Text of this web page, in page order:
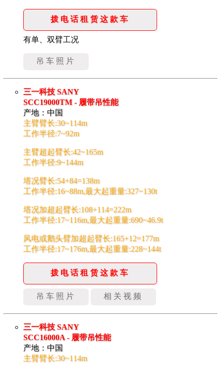
拨电话租赁这款车
有单、双臂工况
吊车照片
三一科技 SANY
SCC19000TM - 履带吊性能
产地：中国
主臂臂长:30~114m
工作半径:7~92m
主臂超起臂长:42~165m
工作半径:9~144m
塔况臂长:54+84=138m
工作半径:16~88m,最大起重量:327~130t
塔况加超起臂长:108+114=222m
工作半径:17~116m,最大起重量:690~46.9t
风电或鹅头臂加超起臂长:165+12=177m
工作半径:17~176m,最大起重量:228~144t
拨电话租赁这款车
吊车照片 相关视频
三一科技 SANY
SCC16000A - 履带吊性能
产地：中国
主臂臂长:30~114m